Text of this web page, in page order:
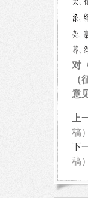
对
意
上
稿
下
稿